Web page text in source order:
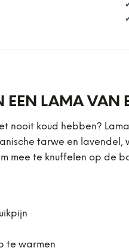
EEN LAMA VAN
nooit koud hebben?
tarwe en
mee te knuffelen op de
te warmen